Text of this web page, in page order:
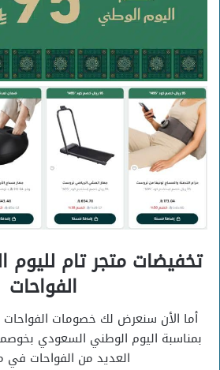
الفواحات
أما الأن سنعرض لك خصومات الفواحات
العديد من الفواحات في